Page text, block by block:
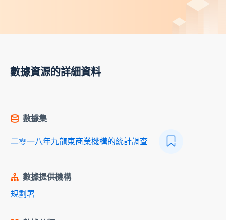
數據資源的詳細資料
數據集
二零一八年九龍東商業機構的統計調查
數據提供機構
規劃署